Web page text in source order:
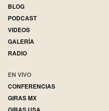
BLOG
PODCAST
VIDEOS
GALERÍA
RADIO
EN VIVO
CONFERENCIAS
GIRAS MX